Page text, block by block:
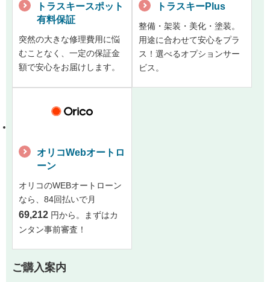
トラスキースポット
有料保証
突然の大きな修理費用に悩
むことなく、一定の保証金
額で安心をお届けします。
トラスキーPlus
整備・架装・美化・塗装。
用途に合わせて安心をプラ
ス！選べるオプションサー
ビス。
オリコWebオートロ
ーン
オリコのWEBオートローン
なら、84回払いで月
69,212 円から。まずはカ
ンタン事前審査！
ご購入案内